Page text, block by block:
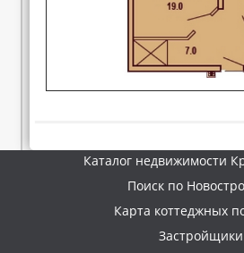
Каталог недвижимости
Поиск по
Карта коттеджных
Застройщики